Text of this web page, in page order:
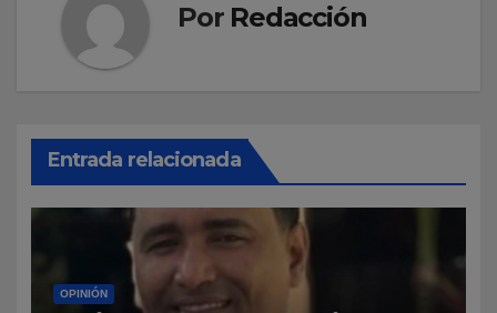
Por Redacción
Entrada relacionada
OPINIÓN